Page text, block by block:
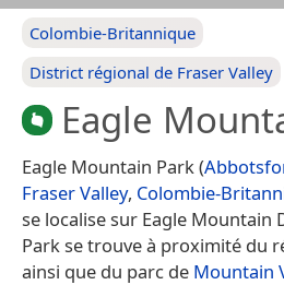
Colombie-Britannique
District régional de Fraser Valley
Eagle
Eagle Mountain Park (
Fraser Valley, Colombie-
se localise sur Eagle Mountain
Park se trouve à proximité du
ainsi que du parc de Mountain